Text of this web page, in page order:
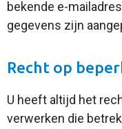
bekende e-
gegevens zijn
Recht op
U heeft altijd het
verwerken die